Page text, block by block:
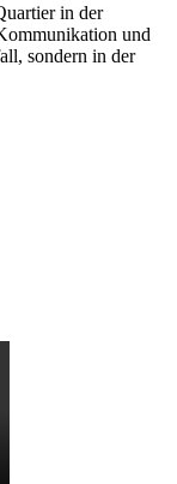
in der
und
sondern in der